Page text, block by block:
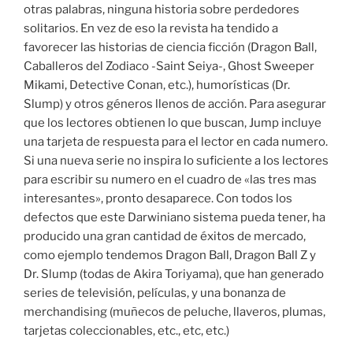
otras palabras, ninguna historia sobre perdedores
solitarios. En vez de eso la revista ha tendido a
favorecer las historias de ciencia ficción (Dragon Ball,
Caballeros del Zodiaco -Saint Seiya-, Ghost Sweeper
Mikami, Detective Conan, etc.), humorísticas (Dr.
Slump) y otros géneros llenos de acción. Para asegurar
que los lectores obtienen lo que buscan, Jump incluye
una tarjeta de respuesta para el lector en cada numero.
Si una nueva serie no inspira lo suficiente a los lectores
para escribir su numero en el cuadro de «las tres mas
interesantes», pronto desaparece. Con todos los
defectos que este Darwiniano sistema pueda tener, ha
producido una gran cantidad de éxitos de mercado,
como ejemplo tendemos Dragon Ball, Dragon Ball Z y
Dr. Slump (todas de Akira Toriyama), que han generado
series de televisión, películas, y una bonanza de
merchandising (muñecos de peluche, llaveros, plumas,
tarjetas coleccionables, etc., etc, etc.)